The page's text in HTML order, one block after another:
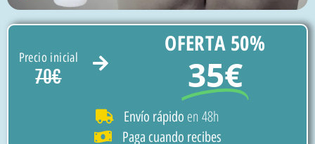
Precio inicial
70€
OFERTA 50%
35€
Envío rápido en 48h
Paga cuando recibes